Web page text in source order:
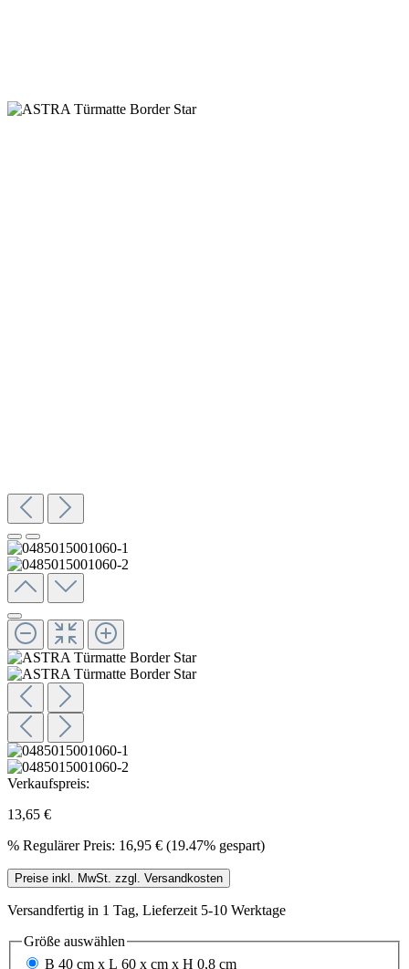
Verkaufspreis:
13,65 €
% Regulärer Preis: 16,95 € (19.47% gespart)
Preise inkl. MwSt. zzgl. Versandkosten
Versandfertig in 1 Tag, Lieferzeit 5-10 Werktage
Größe auswählen
B 40 cm x L 60 x cm x H 0,8 cm